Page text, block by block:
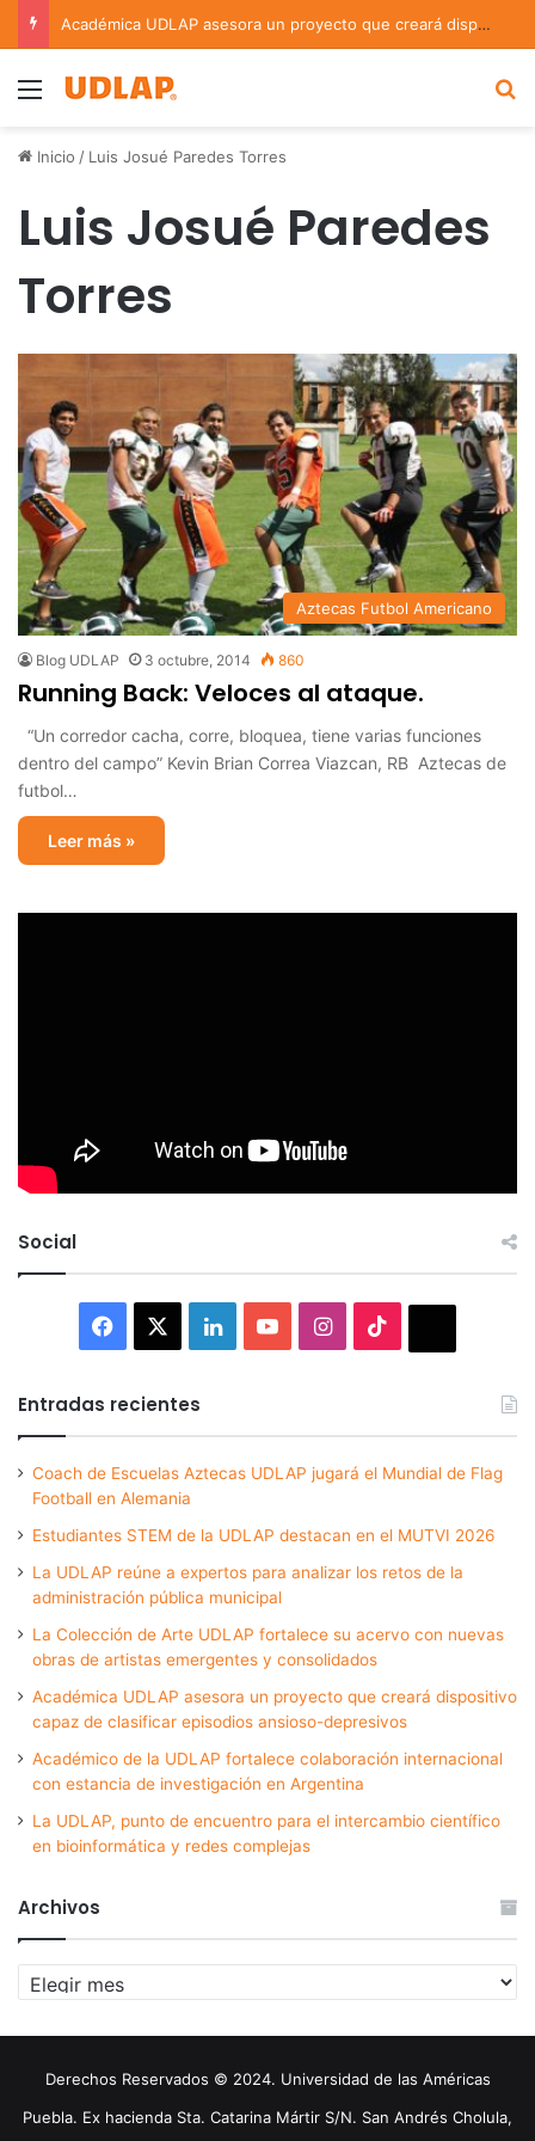
Académica UDLAP asesora un proyecto que creará dispositivo capaz de clasificar episodios ansioso-depresivos
Menu
Inicio / Luis Josué Paredes Torres
Luis Josué Paredes
Torres
Aztecas Futbol Americano
Blog UDLAP 3 octubre, 2014 860
Running Back: Veloces al ataque.
“Un corredor cacha, corre, bloquea, tiene varias funciones
dentro del campo” Kevin Brian Correa Viazcan, RB Aztecas de
futbol…
Leer más »
Social
Facebook LinkedInYouTubeInstagram
Entradas recientes
Coach de Escuelas Aztecas UDLAP jugará el Mundial de Flag
Football en Alemania
Estudiantes STEM de la UDLAP destacan en el MUTVI 2026
La UDLAP reúne a expertos para analizar los retos de la
administración pública municipal
La Colección de Arte UDLAP fortalece su acervo con nuevas
obras de artistas emergentes y consolidados
Académica UDLAP asesora un proyecto que creará dispositivo
capaz de clasificar episodios ansioso-depresivos
Académico de la UDLAP fortalece colaboración internacional
con estancia de investigación en Argentina
La UDLAP, punto de encuentro para el intercambio científico
en bioinformática y redes complejas
Archivos
Archivos
Derechos Reservados © 2024. Universidad de las Américas
Puebla. Ex hacienda Sta. Catarina Mártir S/N. San Andrés Cholula,